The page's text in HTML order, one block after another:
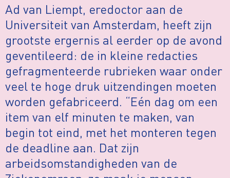
Ad van Liempt, eredoctor aan de
Universiteit van Amsterdam, heeft zijn
grootste ergernis al eerder op de avond
geventileerd: de in kleine redacties
gefragmenteerde rubrieken waar onder
veel te hoge druk uitzendingen moeten
worden gefabriceerd. “Eén dag om een
item van elf minuten te maken, van
begin tot eind, met het monteren tegen
de deadline aan. Dat zijn
arbeidsomstandigheden van de